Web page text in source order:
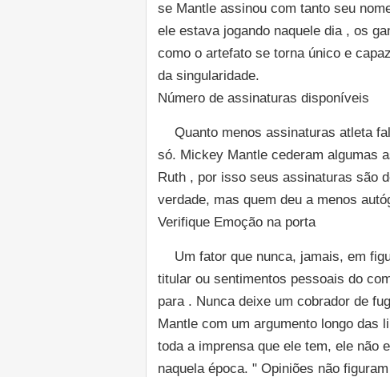
se Mantle assinou com tanto seu
ele estava jogando naquele dia , os
como o artefato se torna único e
da singularidade.
Número de assinaturas disponíveis
Quanto menos assinaturas atleta
só. Mickey Mantle cederam algumas
Ruth , por isso seus assinaturas são
verdade, mas quem deu a menos
Verifique Emoção na porta
Um fator que nunca, jamais, em
titular ou sentimentos pessoais do
para . Nunca deixe um cobrador de
Mantle com um argumento longo das
toda a imprensa que ele tem, ele não
naquela época. " Opiniões não